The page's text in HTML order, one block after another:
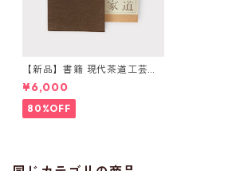
【新品】書籍 現代茶道工芸作
家百撰 毎日新聞社
¥6,000
80%OFF